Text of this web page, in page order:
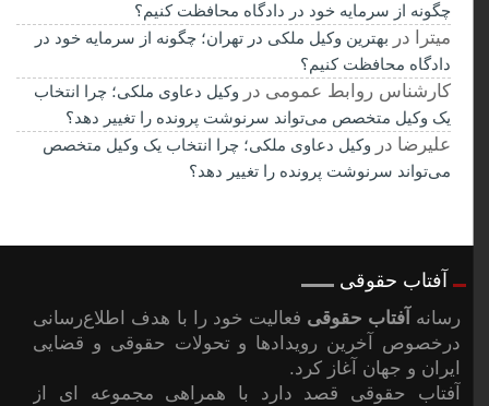
چگونه از سرمایه خود در دادگاه محافظت کنیم؟
میترادربهترین وکیل ملکی در تهران؛ چگونه از سرمایه خود در
دادگاه محافظت کنیم؟
کارشناس روابط عمومیدروکیل دعاوی ملکی؛ چرا انتخاب
یک وکیل متخصص می‌تواند سرنوشت پرونده را تغییر دهد؟
علیرضادروکیل دعاوی ملکی؛ چرا انتخاب یک وکیل متخصص
می‌تواند سرنوشت پرونده را تغییر دهد؟
آفتاب حقوقی
رسانهآفتاب حقوقیفعالیت خود را با هدف اطلاع‌رسانی
درخصوص آخرین رویدادها و تحولات حقوقی و قضایی
ایران و جهان آغاز کرد.
آفتاب حقوقی قصد دارد با همراهی مجموعه ای از